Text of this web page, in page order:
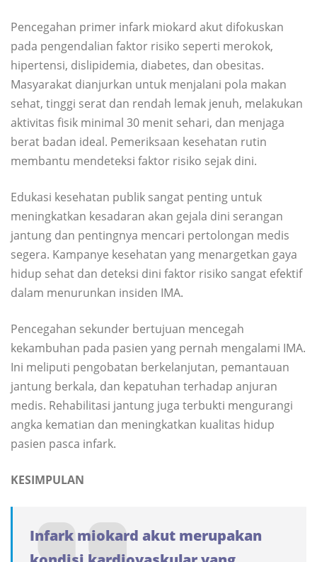
Pencegahan primer infark miokard akut difokuskan
pada pengendalian faktor risiko seperti merokok,
hipertensi, dislipidemia, diabetes, dan obesitas.
Masyarakat dianjurkan untuk menjalani pola makan
sehat, tinggi serat dan rendah lemak jenuh, melakukan
aktivitas fisik minimal 30 menit sehari, dan menjaga
berat badan ideal. Pemeriksaan kesehatan rutin
membantu mendeteksi faktor risiko sejak dini.
Edukasi kesehatan publik sangat penting untuk
meningkatkan kesadaran akan gejala dini serangan
jantung dan pentingnya mencari pertolongan medis
segera. Kampanye kesehatan yang menargetkan gaya
hidup sehat dan deteksi dini faktor risiko sangat efektif
dalam menurunkan insiden IMA.
Pencegahan sekunder bertujuan mencegah
kekambuhan pada pasien yang pernah mengalami IMA.
Ini meliputi pengobatan berkelanjutan, pemantauan
jantung berkala, dan kepatuhan terhadap anjuran
medis. Rehabilitasi jantung juga terbukti mengurangi
angka kematian dan meningkatkan kualitas hidup
pasien pasca infark.
KESIMPULAN
Infark miokard akut merupakan